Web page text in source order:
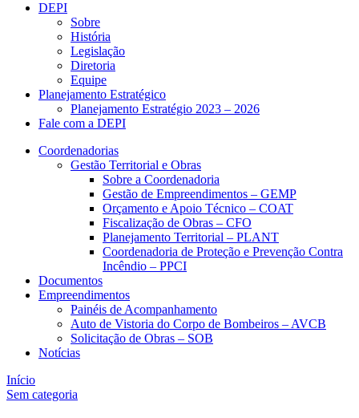
DEPI
Sobre
História
Legislação
Diretoria
Equipe
Planejamento Estratégico
Planejamento Estratégio 2023 – 2026
Fale com a DEPI
Coordenadorias
Gestão Territorial e Obras
Sobre a Coordenadoria
Gestão de Empreendimentos – GEMP
Orçamento e Apoio Técnico – COAT
Fiscalização de Obras – CFO
Planejamento Territorial – PLANT
Coordenadoria de Proteção e Prevenção Contra
Incêndio – PPCI
Documentos
Empreendimentos
Painéis de Acompanhamento
Auto de Vistoria do Corpo de Bombeiros – AVCB
Solicitação de Obras – SOB
Notícias
Início
Sem categoria